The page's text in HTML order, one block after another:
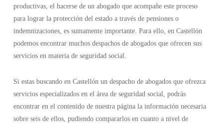
productivas, el hacerse de un abogado que acompañe este proceso
para lograr la protección del estado a través de pensiones o
indemnizaciones, es sumamente importante. Para ello, en Castellón
podemos encontrar muchos despachos de abogados que ofrecen sus
servicios en materia de seguridad social.
Si estas buscando en Castellón un despacho de abogados que ofrezca
servicios especializados en el área de seguridad social, podrás
encontrar en el contenido de nuestra página la información necesaria
sobre seis de ellos, pudiendo compararlos en cuanto a nivel de